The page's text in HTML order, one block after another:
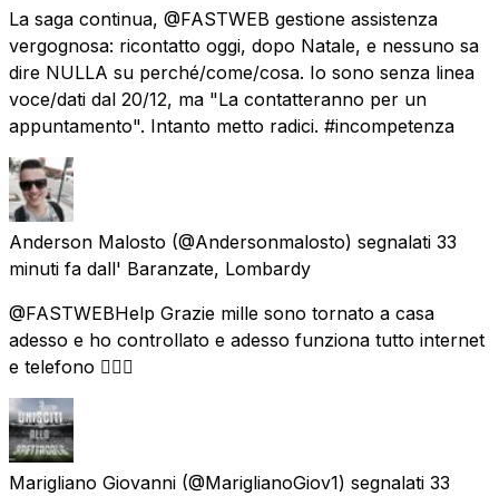
La saga continua, @FASTWEB gestione assistenza
vergognosa: ricontatto oggi, dopo Natale, e nessuno sa
dire NULLA su perché/come/cosa. Io sono senza linea
voce/dati dal 20/12, ma "La contatteranno per un
appuntamento". Intanto metto radici. #incompetenza
Anderson Malosto (@Andersonmalosto) segnalati 33
minuti fa dall' Baranzate, Lombardy
@FASTWEBHelp Grazie mille sono tornato a casa
adesso e ho controllato e adesso funziona tutto internet
e telefono 👍🏻😊
Marigliano Giovanni (@MariglianoGiov1) segnalati 33